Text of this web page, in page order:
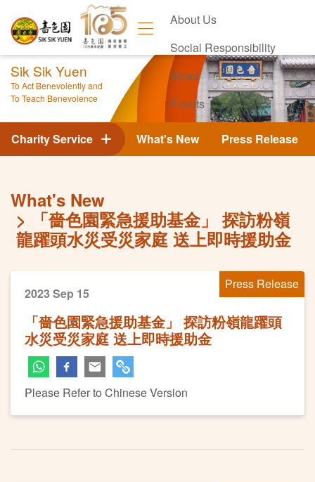
About Us
Social Responsibility
News
Events
Contact Us
Sik Sik Yuen
To Act Benevolently and
To Teach Benevolence
What's New Press Release
Charity Service
What's New
「嗇色園緊急援助基金」 探訪粉嶺
龍躍頭水災受災家庭 送上即時援助金
Press Release
2023 Sep 15
「嗇色園緊急援助基金」 探訪粉嶺龍躍頭
水災受災家庭 送上即時援助金
Please Refer to Chinese Version